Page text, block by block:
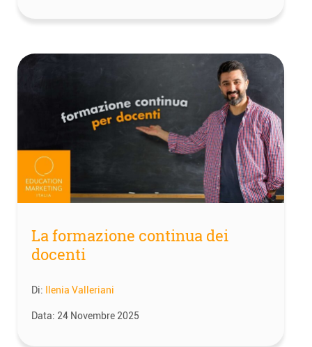
La formazione continua dei
docenti
Di: Ilenia Valleriani
Data: 24 Novembre 2025